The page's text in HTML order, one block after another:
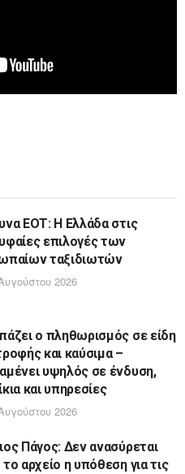
ΕΟΤ: Η Ελλάδα στις
επιλογές των
ταξιδιωτών
2026
ο πληθωρισμός σε είδη
και καύσιμα –
υψηλός σε ένδυση,
και υπηρεσίες
2026
Πάγος: Δεν ανασύρεται
αρχείο η υπόθεση για τις